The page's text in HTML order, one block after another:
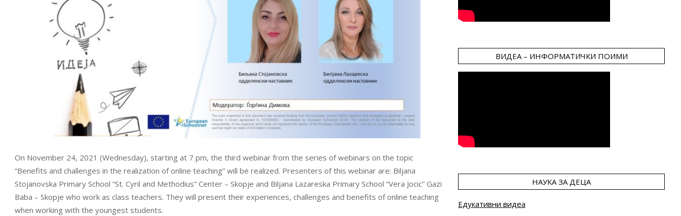
On November 24, 2021 (Wednesday), starting at 7 pm, the third webinar from the series of webinars on the topic
“Benefits and challenges in the realization of online teaching” will be realized. Presenters of this webinar are: Biljana
Stojanovska Primary School “St. Cyril and Methodius” Center – Skopje and Biljana Lazareska Primary School “Vera Jocic” Gazi
Baba – Skopje who work as class teachers. They will present their experiences, challenges and benefits of online teaching
when working with the youngest students.
ВИДЕА – ИНФОРМАТИЧКИ ПОИМИ
НАУКА ЗА ДЕЦА
Едукативни видеа